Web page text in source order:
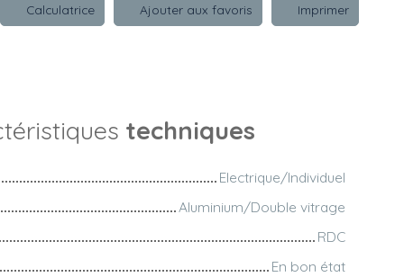
Calculatrice Ajouter aux favoris Imprimer
techniques
Electrique/Individuel
Aluminium/Double vitrage
RDC
En bon état